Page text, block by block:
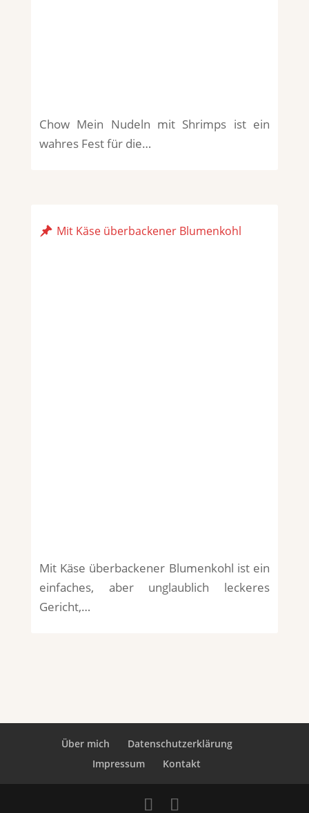
Chow Mein Nudeln mit Shrimps ist ein
wahres Fest für die…
Mit Käse überbackener Blumenkohl
Mit Käse überbackener Blumenkohl ist ein
einfaches, aber unglaublich leckeres
Gericht,…
Über mich
Datenschutzerklärung
Impressum
Kontakt